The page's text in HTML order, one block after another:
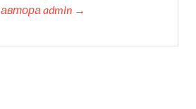
автора admin →